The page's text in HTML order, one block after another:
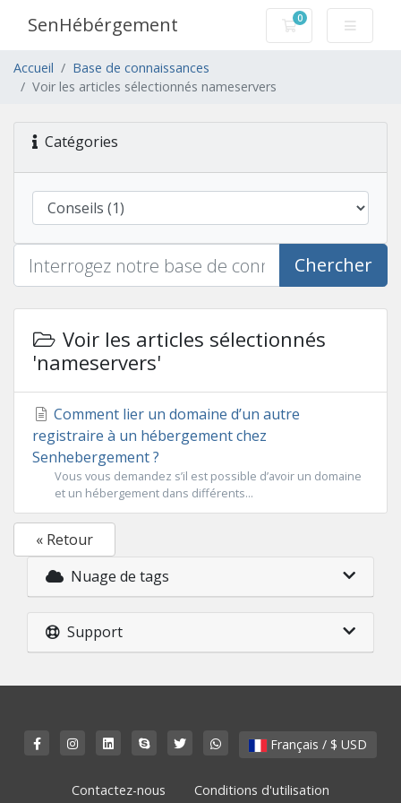
SenHébérgement 0
Votre panier
Accueil
Base de connaissances
Voir les articles sélectionnés nameservers
Catégories
Chercher
Voir les articles sélectionnés
'nameservers'
Comment lier un domaine d’un autre
registraire à un hébergement chez
Senhebergement ?
Vous vous demandez s’il est possible d’avoir un domaine
et un hébergement dans différents...
« Retour
Nuage de tags
Support
Français / $ USD
Contactez-nous Conditions d'utilisation